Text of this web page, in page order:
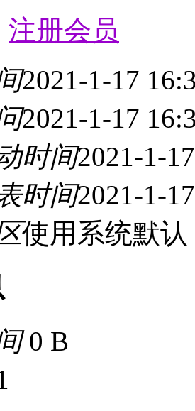
注册会员
2021-1-17
2021-1-17
时间2021-1-
时间2021-1-
使用系统默认
0 B